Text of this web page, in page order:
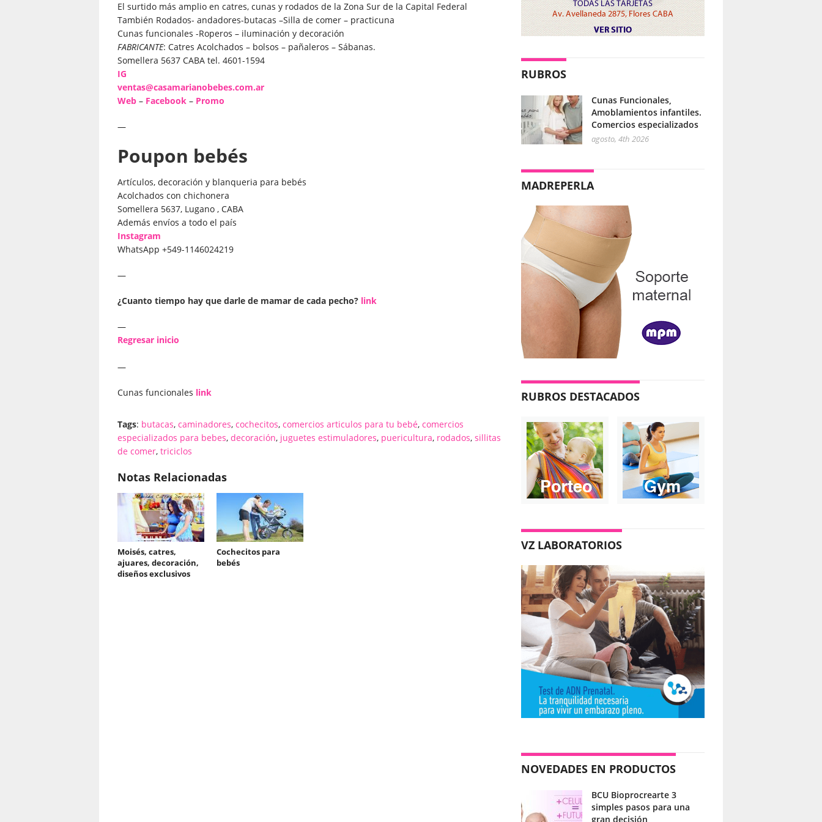
El surtido más amplio en catres, cunas y rodados de la Zona Sur de la Capital Federal
También Rodados- andadores-butacas –Silla de comer – practicuna
Cunas funcionales -Roperos – iluminación y decoración
FABRICANTE: Catres Acolchados – bolsos – pañaleros – Sábanas.
Somellera 5637 CABA tel. 4601-1594
IG
ventas@casamarianobebes.com.ar
Web – Facebook – Promo
—
Poupon bebés
Artículos, decoración y blanqueria para bebés
Acolchados con chichonera
Somellera 5637, Lugano , CABA
Además envíos a todo el país
Instagram
WhatsApp +549-1146024219
—
¿Cuanto tiempo hay que darle de mamar de cada pecho? link
—
Regresar inicio
—
Cunas funcionales link
Tags: butacas, caminadores, cochecitos, comercios articulos para tu bebé, comercios
especializados para bebes, decoración, juguetes estimuladores, puericultura, rodados, sillitas
de comer, triciclos
Notas Relacionadas
Moisés, catres,
ajuares, decoración,
diseños exclusivos
Cochecitos para
bebés
RUBROS
Cunas Funcionales,
Amoblamientos infantiles.
Comercios especializados
agosto, 4th 2026
MADREPERLA
RUBROS DESTACADOS
VZ LABORATORIOS
NOVEDADES EN PRODUCTOS
BCU Bioprocrearte 3
simples pasos para una
gran decisión